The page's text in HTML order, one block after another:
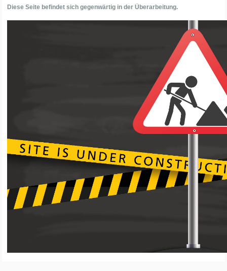
Diese Seite befindet sich gegenwärtig in der Überarbeitung.